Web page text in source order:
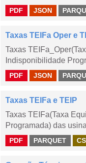
PDF JSON
Taxas TEIFa Oper e
Taxas
Indisponibilidade
PDF JSON
Taxas TEIFa e TEIP
Taxas TEIFa(Taxa
Programada) das
PDF PARQUET